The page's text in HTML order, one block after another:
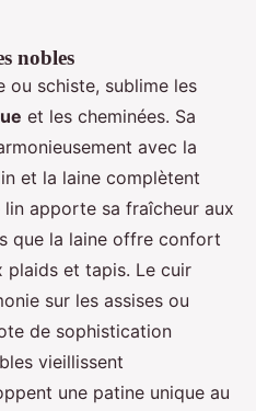
nobles
ou schiste, sublime les
et les cheminées. Sa
avec la
et la laine complètent
apporte sa fraîcheur aux
que la laine offre confort
plaids et tapis. Le cuir
sur les assises ou
de sophistication
vieillissent
une patine unique au